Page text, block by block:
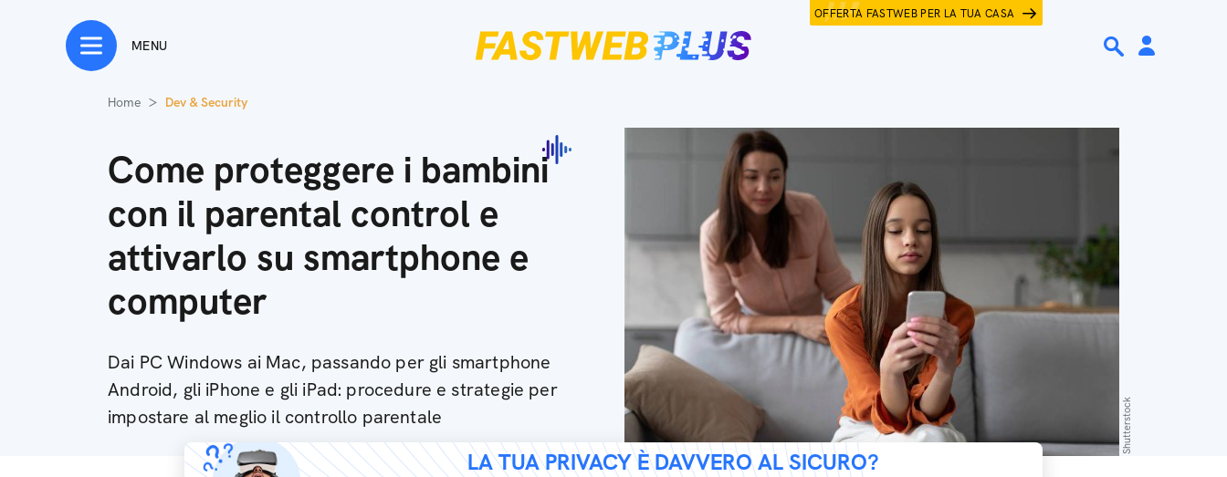
OFFERTA FASTWEB PER LA TUA CASA
MENU
Home Dev & Security
Come proteggere i bambini
con il parental control e
attivarlo su smartphone e
computer
Dai PC Windows ai Mac, passando per gli smartphone
Android, gli iPhone e gli iPad: procedure e strategie per
impostare al meglio il controllo parentale
Shutterstock
LA TUA PRIVACY È DAVVERO AL SICURO?